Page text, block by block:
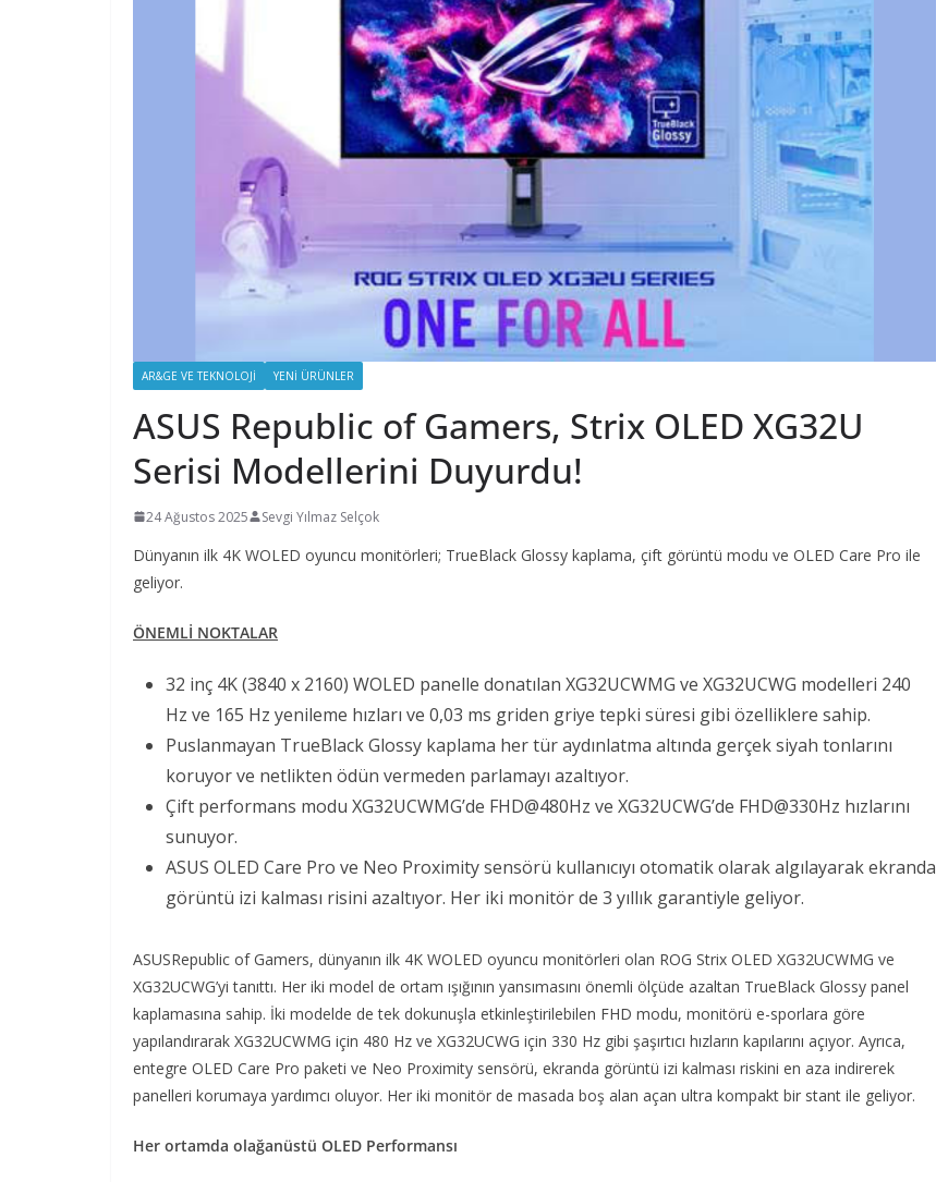
AR&GE VE TEKNOLOJI YENI ÜRÜNLER
ASUS Republic of Gamers, Strix OLED XG32U
Serisi Modellerini Duyurdu!
24 Ağustos 2025 Sevgi Yılmaz Selçok
Dünyanın ilk 4K WOLED oyuncu monitörleri; TrueBlack Glossy kaplama, çift görüntü modu ve OLED Care Pro ile
geliyor.
ÖNEMLİ NOKTALAR
32 inç 4K (3840 x 2160) WOLED panelle donatılan XG32UCWMG ve XG32UCWG modelleri 240
Hz ve 165 Hz yenileme hızları ve 0,03 ms griden griye tepki süresi gibi özelliklere sahip.
Puslanmayan TrueBlack Glossy kaplama her tür aydınlatma altında gerçek siyah tonlarını
koruyor ve netlikten ödün vermeden parlamayı azaltıyor.
Çift performans modu XG32UCWMG’de FHD@480Hz ve XG32UCWG’de FHD@330Hz hızlarını
sunuyor.
ASUS OLED Care Pro ve Neo Proximity sensörü kullanıcıyı otomatik olarak algılayarak ekranda
görüntü izi kalması risini azaltıyor. Her iki monitör de 3 yıllık garantiyle geliyor.
ASUSRepublic of Gamers, dünyanın ilk 4K WOLED oyuncu monitörleri olan ROG Strix OLED XG32UCWMG ve
XG32UCWG’yi tanıttı. Her iki model de ortam ışığının yansımasını önemli ölçüde azaltan TrueBlack Glossy panel
kaplamasına sahip. İki modelde de tek dokunuşla etkinleştirilebilen FHD modu, monitörü e-sporlara göre
yapılandırarak XG32UCWMG için 480 Hz ve XG32UCWG için 330 Hz gibi şaşırtıcı hızların kapılarını açıyor. Ayrıca,
entegre OLED Care Pro paketi ve Neo Proximity sensörü, ekranda görüntü izi kalması riskini en aza indirerek
panelleri korumaya yardımcı oluyor. Her iki monitör de masada boş alan açan ultra kompakt bir stant ile geliyor.
Her ortamda olağanüstü OLED Performansı